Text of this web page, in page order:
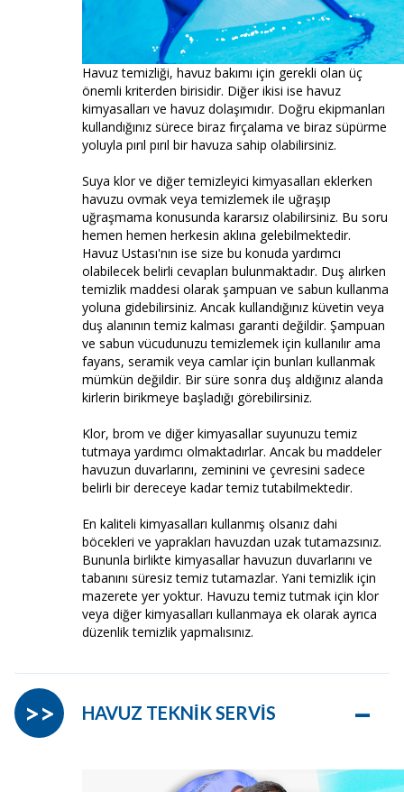
Havuz temizliği, havuz bakımı için gerekli olan üç
önemli kriterden birisidir. Diğer ikisi ise havuz
kimyasalları ve havuz dolaşımıdır. Doğru ekipmanları
kullandığınız sürece biraz fırçalama ve biraz süpürme
yoluyla pırıl pırıl bir havuza sahip olabilirsiniz.
Suya klor ve diğer temizleyici kimyasalları eklerken
havuzu ovmak veya temizlemek ile uğraşıp
uğraşmama konusunda kararsız olabilirsiniz. Bu soru
hemen hemen herkesin aklına gelebilmektedir.
Havuz Ustası'nın ise size bu konuda yardımcı
olabilecek belirli cevapları bulunmaktadır. Duş alırken
temizlik maddesi olarak şampuan ve sabun kullanma
yoluna gidebilirsiniz. Ancak kullandığınız küvetin veya
duş alanının temiz kalması garanti değildir. Şampuan
ve sabun vücudunuzu temizlemek için kullanılır ama
fayans, seramik veya camlar için bunları kullanmak
mümkün değildir. Bir süre sonra duş aldığınız alanda
kirlerin birikmeye başladığı görebilirsiniz.
Klor, brom ve diğer kimyasallar suyunuzu temiz
tutmaya yardımcı olmaktadırlar. Ancak bu maddeler
havuzun duvarlarını, zeminini ve çevresini sadece
belirli bir dereceye kadar temiz tutabilmektedir.
En kaliteli kimyasalları kullanmış olsanız dahi
böcekleri ve yaprakları havuzdan uzak tutamazsınız.
Bununla birlikte kimyasallar havuzun duvarlarını ve
tabanını süresiz temiz tutamazlar. Yani temizlik için
mazerete yer yoktur. Havuzu temiz tutmak için klor
veya diğer kimyasalları kullanmaya ek olarak ayrıca
düzenlik temizlik yapmalısınız.
HAVUZ TEKNİK SERVİS –
>>